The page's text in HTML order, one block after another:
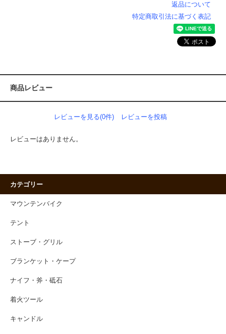
返品について
特定商取引法に基づく表記
商品レビュー
レビューを見る(0件) レビューを投稿
レビューはありません。
カテゴリー
マウンテンバイク
テント
ストーブ・グリル
ブランケット・ケープ
ナイフ・斧・砥石
着火ツール
キャンドル